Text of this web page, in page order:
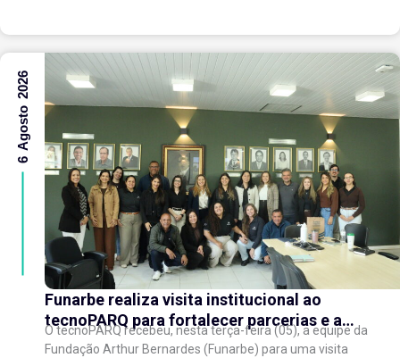
Funarbe realiza visita institucional ao
tecnoPARQ para fortalecer parcerias e a
gestão da inovação
O tecnoPARQ recebeu, nesta terça-feira (05), a equipe da
Fundação Arthur Bernardes (Funarbe) para uma visita
6 Agosto 2026